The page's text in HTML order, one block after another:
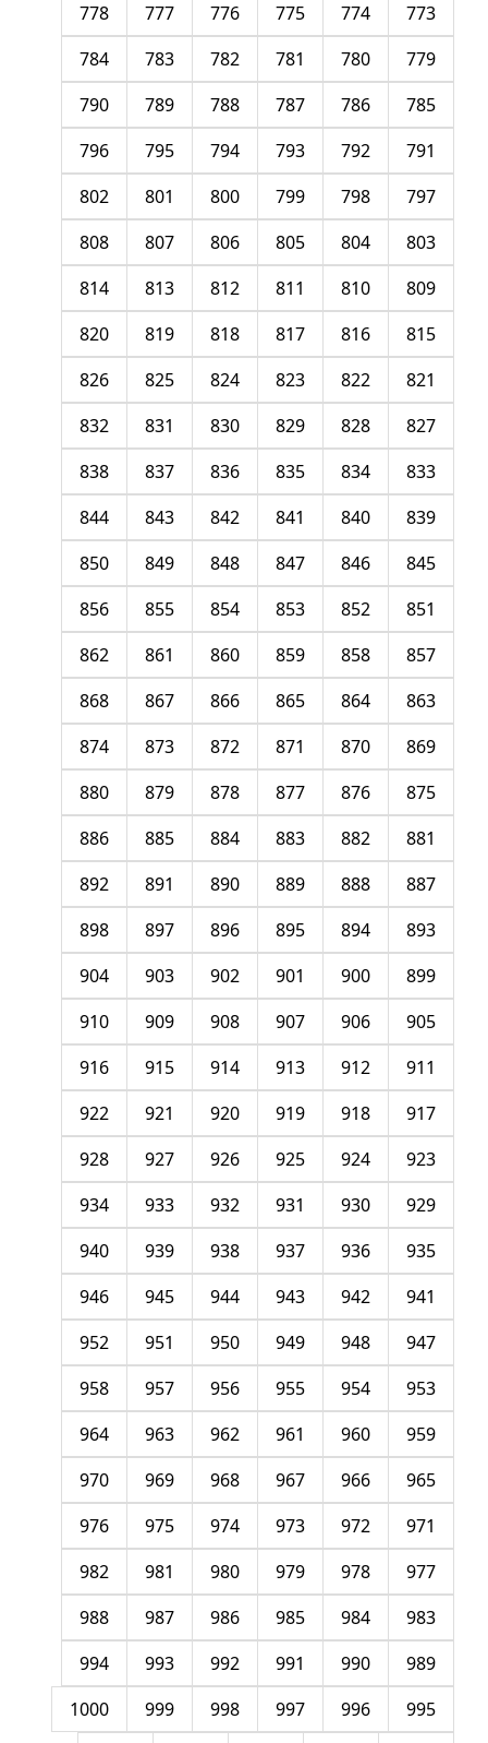
773
774
775
776
777
778
779
780
781
782
783
784
785
786
787
788
789
790
791
792
793
794
795
796
797
798
799
800
801
802
803
804
805
806
807
808
809
810
811
812
813
814
815
816
817
818
819
820
821
822
823
824
825
826
827
828
829
830
831
832
833
834
835
836
837
838
839
840
841
842
843
844
845
846
847
848
849
850
851
852
853
854
855
856
857
858
859
860
861
862
863
864
865
866
867
868
869
870
871
872
873
874
875
876
877
878
879
880
881
882
883
884
885
886
887
888
889
890
891
892
893
894
895
896
897
898
899
900
901
902
903
904
905
906
907
908
909
910
911
912
913
914
915
916
917
918
919
920
921
922
923
924
925
926
927
928
929
930
931
932
933
934
935
936
937
938
939
940
941
942
943
944
945
946
947
948
949
950
951
952
953
954
955
956
957
958
959
960
961
962
963
964
965
966
967
968
969
970
971
972
973
974
975
976
977
978
979
980
981
982
983
984
985
986
987
988
989
990
991
992
993
994
995
996
997
998
999
1000